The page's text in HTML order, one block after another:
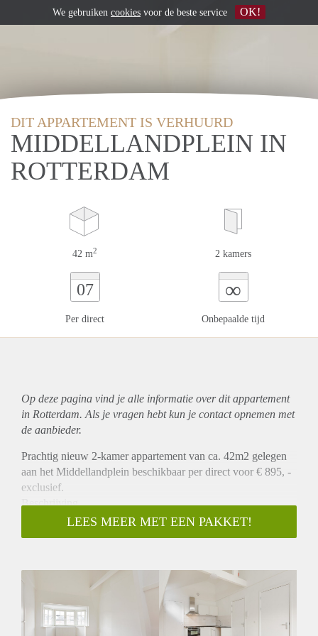
DIT APPARTEMENT IS VERHUURD
MIDDELLANDPLEIN IN
ROTTERDAM
42 m2 2 kamers
07
Per direct
∞
Onbepaalde tijd
Op deze pagina vind je alle informatie over ditappartement
in Rotterdam. Als je vragen hebt kun je contact opnemen met
de aanbieder.
Prachtig nieuw 2-kamer appartement van ca. 42m2 gelegen
aan het Middellandplein beschikbaar per direct voor € 895, -
exclusief.
Beschrijving
Dit prachtige appartement is gelegen op de tweede
verdieping aan de achterzijde. Het appartement heeft een
aparte slaapkamer en een badkamer met douche en wastafel.
Er is een apart toilet. Alle appartementen worden voorzien
van een mooie vloer en zonwering.
Locatie
LEES MEER MET EEN PAKKET!
We gebruiken cookies voor de beste service OK!